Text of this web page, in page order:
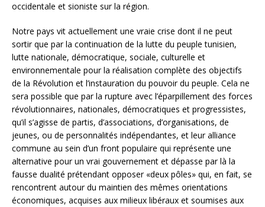
occidentale et sioniste sur la région.
Notre pays vit actuellement une vraie crise dont il ne peut
sortir que par la continuation de la lutte du peuple tunisien,
lutte nationale, démocratique, sociale, culturelle et
environnementale pour la réalisation complète des objectifs
de la Révolution et l’instauration du pouvoir du peuple. Cela ne
sera possible que par la rupture avec l’éparpillement des forces
révolutionnaires, nationales, démocratiques et progressistes,
qu’il s’agisse de partis, d’associations, d’organisations, de
jeunes, ou de personnalités indépendantes, et leur alliance
commune au sein d’un front populaire qui représente une
alternative pour un vrai gouvernement et dépasse par là la
fausse dualité prétendant opposer «deux pôles» qui, en fait, se
rencontrent autour du maintien des mêmes orientations
économiques, acquises aux milieux libéraux et soumises aux